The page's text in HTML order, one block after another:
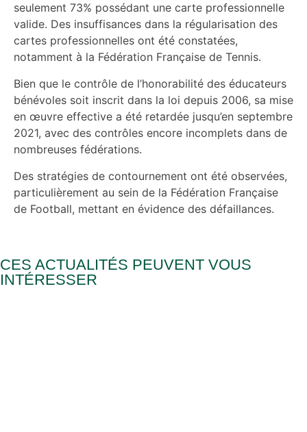
seulement 73% possédant une carte professionnelle
valide. Des insuffisances dans la régularisation des
cartes professionnelles ont été constatées,
notamment à la Fédération Française de Tennis.
Bien que le contrôle de l’honorabilité des éducateurs
bénévoles soit inscrit dans la loi depuis 2006, sa mise
en œuvre effective a été retardée jusqu’en septembre
2021, avec des contrôles encore incomplets dans de
nombreuses fédérations.
Des stratégies de contournement ont été observées,
particulièrement au sein de la Fédération Française
de Football, mettant en évidence des défaillances.
CES ACTUALITÉS PEUVENT VOUS
INTÉRESSER